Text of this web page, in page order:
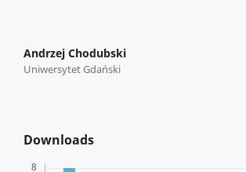
Andrzej Chodubski
Uniwersytet Gdański
Downloads